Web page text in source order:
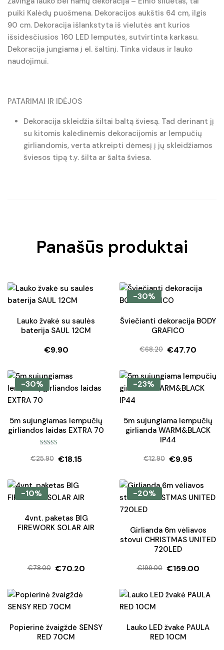
puiki Kalėdų puošmena. Dekoracijos aukštis 64 cm, ilgis
90 cm. Dekoracija išlankstyta iš vielutės ant kurios
išsidėsčiusios 160 LED lemputės, sutvirtinta karkasu.
Dekoracija jungiama į el. šaltinį. Tinka vidaus ir lauko
naudojimui.
PATARIMAI IR IDĖJOS
Dekoracija skleidžia šiltai baltą šviesą. Tad derinant jį
su kitomis kalėdinėmis dekoracijomis ar lempučių
girliandomis, verta atkreipti dėmesį į jų skleidžiamos
šviesos tipą t.y. šilta ar šalta šviesa.
Panašūs produktai
Lauko žvakė su saulės
baterija SAUL 12CM
€9.90
-30%
Šviečianti dekoracija BODY
GRAFICO
€68.20
Original
was:
€68.20.
€47.70
Current
is:
€47.70.
-30%
5m sujungiamas lempučių
girliandos laidas EXTRA 70
5.00 iš 5
€25.90
Original
was:
€25.90.
€18.15
Current
is:
€18.15.
-23%
5m sujungiama lempučių
girlianda WARM&BLACK
IP44
€12.90
Original
was:
€12.90.
€9.95
Current
is:
€9.95.
-10%
4vnt. paketas BIG
FIREWORK SOLAR AIR
€78.00
Original
was:
€78.00.
€70.20
Current
is:
€70.20.
-20%
Girlianda 6m vėliavos
stovui CHRISTMAS UNITED
720LED
€199.00
Original
was:
€159.00
Current
is:
Popierinė žvaigždė SENSY
RED 70CM
Lauko LED žvakė PAULA
RED 10CM